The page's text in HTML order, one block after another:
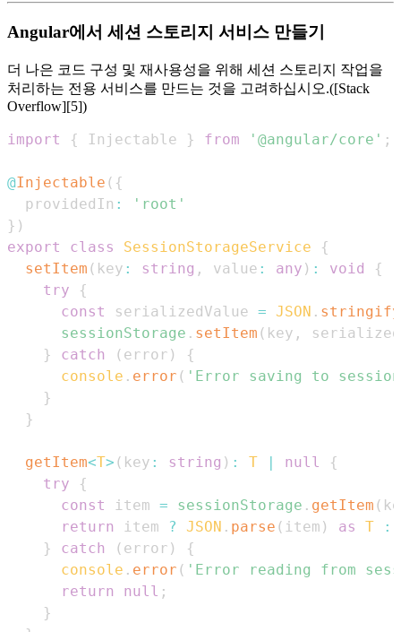
Angular에서 세션 스토리지 서비스 만들기
더 나은 코드 구성 및 재사용성을 위해 세션 스토리지 작업을
처리하는 전용 서비스를 만드는 것을 고려하십시오.([Stack
Overflow][5])
import { Injectable } from '@angular/core' ;
@Injectable ( {
  providedIn
:
'root'
} )
export
class SessionStorageService
{
setItem ( key : string , value : any ) : void
{
try
{
const
serializedValue = JSON . stringify
sessionStorage . setItem ( key ,
}
catch ( error )
{
console . error ( 'Error saving to
}
}
getItem<T> ( key : string ) : T | null
{
try
{
const
item = sessionStorage . getItem (
return
item ? JSON . parse ( item ) as T
:
}
catch ( error )
{
console . error ( 'Error reading from
return
null ;
}